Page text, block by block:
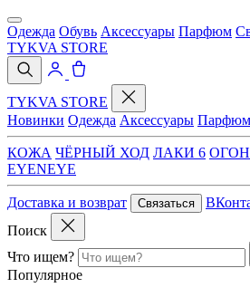
Одежда Обувь Аксессуары Парфюм
TYKVA STORE
TYKVA STORE
Новинки Одежда Аксессуары Парфюм
КОЖА ЧЁРНЫЙ ХОД ЛАКИ 6
EYENEYE
Доставка и возврат Связаться
Поиск
Что ищем?
Популярное